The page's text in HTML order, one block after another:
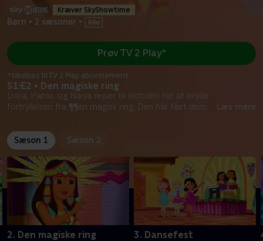
Kræver SkyShowtime
Børn • 2 sæsoner •
S1:E2 • Den magiske ring
Dora, Pablo, og Naiya rejser til oldtiden for at bryde
fortryllelsen fra ¶¶en magisk ring. Den har fået dem
Læs mere
Prøv TV 2 Play*
*tilkøbes til TV 2 Play abonnement
Sæson 1 Sæson 2
2. Den magiske ring 3. Dansefest